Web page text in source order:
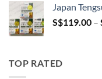
Japan
S$119.00 –
TOP RATED